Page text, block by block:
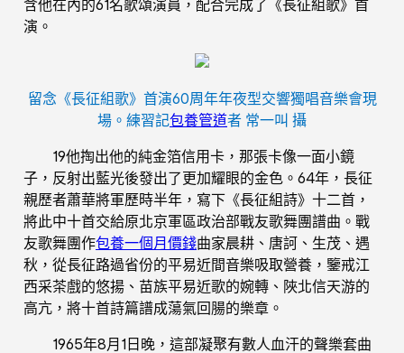
含他在內的61名歌頌演員，配合完成了《長征組歌》首
演。
留念《長征組歌》首演60周年年夜型交響獨唱音樂會現
場。練習記包養管道者 常一叫 攝
19他掏出他的純金箔信用卡，那張卡像一面小鏡
子，反射出藍光後發出了更加耀眼的金色。64年，長征
親歷者蕭華將軍歷時半年，寫下《長征組詩》十二首，
將此中十首交給原北京軍區政治部戰友歌舞團譜曲。戰
友歌舞團作包養一個月價錢曲家晨耕、唐訶、生茂、遇
秋，從長征路過省份的平易近間音樂吸取營養，鑒戒江
西采茶戲的悠揚、苗族平易近歌的婉轉、陜北信天游的
高亢，將十首詩篇譜成蕩氣回腸的樂章。
1965年8月1日晚，這部凝聚有數人血汗的聲樂套曲